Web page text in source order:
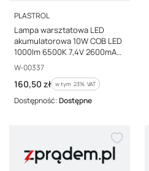
PRODUCENT
PLASTROL
Lampa warsztatowa LED
akumulatorowa 10W COB LED
1000lm 6500K 7,4V 2600mAh
Li-ion z magnesami hakiem
obrotowa LWP-3 W-00337
Kod producenta
W-00337
Cena brutto
160,50 zł w tym %s VAT
w tym 23% VAT
Dostępność:Dostępne